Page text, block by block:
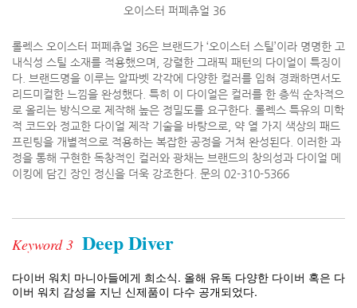
오이스터 퍼페츄얼 36
롤렉스 오이스터 퍼페츄얼 36은 브랜드가 ‘오이스터 스틸’이라 명명한 고
내식성 스틸 소재를 적용했으며, 강렬한 그래픽 패턴의 다이얼이 특징이
다. 브랜드명을 이루는 알파벳 각각에 다양한 컬러를 입혀 경쾌하면서도
리드미컬한 느낌을 완성했다. 특히 이 다이얼은 컬러를 한 층씩 순차적으
로 올리는 방식으로 제작해 높은 정밀도를 요구한다. 롤렉스 특유의 미학
적 코드와 정교한 다이얼 제작 기술을 바탕으로, 약 열 가지 색상의 패드
프린팅을 개별적으로 적용하는 복잡한 공정을 거쳐 완성된다. 이러한 과
정을 통해 구현한 독창적인 컬러와 광채는 브랜드의 창의성과 다이얼 메
이킹에 담긴 장인 정신을 더욱 강조한다. 문의 02-310-5366
Keyword 3 Deep Diver
다이버 워치 마니아들에게 희소식. 올해 유독 다양한 다이버 혹은 다
이버 워치 감성을 지닌 신제품이 다수 공개되었다.